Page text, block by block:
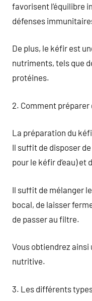
favorisent l’équilibre
défenses
De plus, le kéfir est
nutriments, tels que
protéines.
2. Comment préparer
La préparation du
Il suffit de disposer de
pour le kéfir d’eau) et
Il suffit de mélanger
bocal, de laisser
de passer au filtre.
Vous obtiendrez
nutritive.
3. Les différents